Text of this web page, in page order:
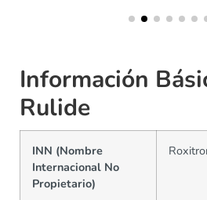
Información
Rulide
INN (Nombre
Internacional No
Propietario)